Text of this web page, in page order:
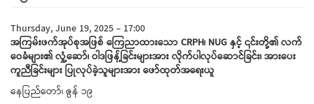
Thursday, June 19, 2025 - 17:00
အကြမ်းဖက်အုပ်စုအဖြစ် ကြေညာထားသောCRPH၊ NUG နှင့် ၎င်းတို့၏ လက်
ဝေခံများ၏ လှုံ့ဆော်၊ ဝါဒဖြန့်ခြင်းများအား လိုက်ပါလုပ်ဆောင်ခြင်း၊ အားပေး
ကူညီခြင်းများ ပြုလုပ်ခဲ့သူများအား ဖော်ထုတ်အရေးယူ
နေပြည်တော်၊ ဇွန် ၁၉